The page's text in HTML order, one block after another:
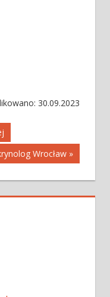
30.09.2023
Wrocław »